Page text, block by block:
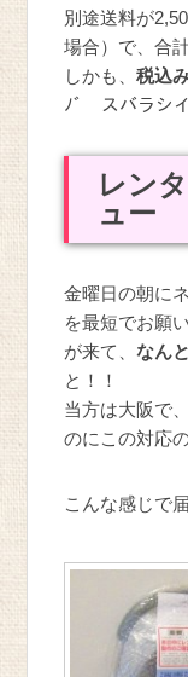
別途送料が
場合）で、合
しかも、税込
ﾉﾞ スバラシイ
レン
ュー
金曜日の朝に
を最短でお願
が来て、なん
と！！
当方は大阪で
のにこの対応
こんな感じで